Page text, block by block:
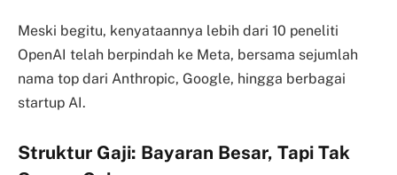
Meski begitu, kenyataannya lebih dari 10 peneliti
OpenAI telah berpindah ke Meta, bersama sejumlah
nama top dari Anthropic, Google, hingga berbagai
startup AI.
Struktur Gaji: Bayaran Besar, Tapi Tak